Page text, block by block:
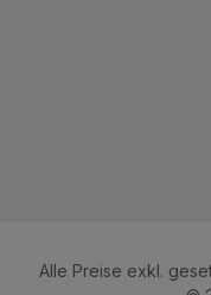
Alle Preise exkl.